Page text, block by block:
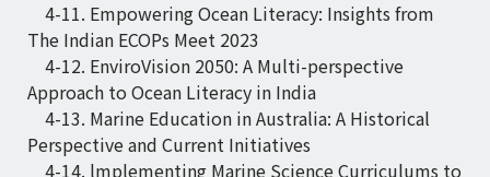
4-11. Empowering Ocean Literacy: Insights from
The Indian ECOPs Meet 2023
4-12. EnviroVision 2050: A Multi-perspective
Approach to Ocean Literacy in India
4-13. Marine Education in Australia: A Historical
Perspective and Current Initiatives
4-14. lmplementing Marine Science Curriculums to